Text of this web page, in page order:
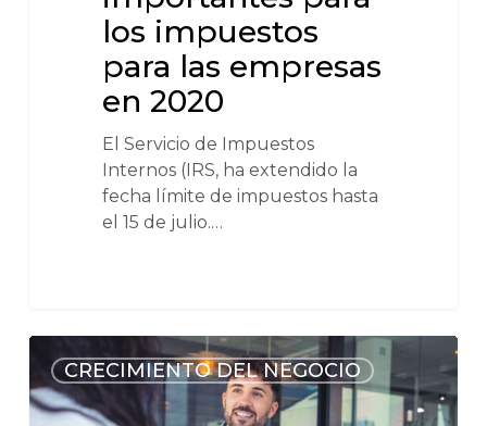
los impuestos
para las empresas
en 2020
El Servicio de Impuestos
Internos (IRS, ha extendido la
fecha límite de impuestos hasta
el 15 de julio.…
CRECIMIENTO DEL NEGOCIO